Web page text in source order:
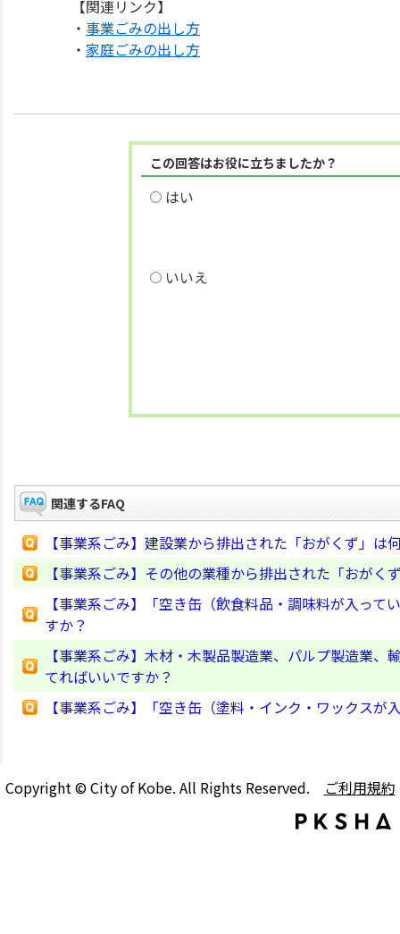
【関連リンク】
・ 事業ごみの出し方
・ 家庭ごみの出し方
この回答はお役に立ちましたか？
はい
いいえ
関連するFAQ
【事業系ごみ】建設業から排出された「おがくず」は
【事業系ごみ】その他の業種から排出された「おが
【事業系ごみ】「空き缶（飲食料品・調味料が入っ
すか？
【事業系ごみ】木材・木製品製造業、パルプ製造業
てればいいですか？
【事業系ごみ】「空き缶（塗料・インク・ワックス
Copyright © City of Kobe. All Rights Reserved. ご利用規約